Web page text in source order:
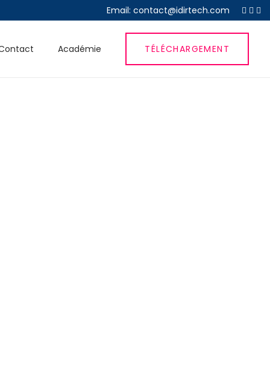
Email: contact@idirtech.com
Académie TÉLÉCHARGEMENT